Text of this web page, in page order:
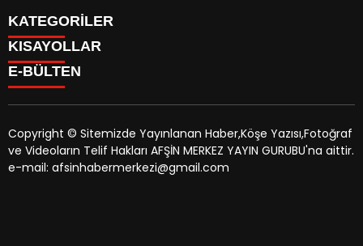
KATEGORİLER
SİYASET
EĞİTİM
MAGAZİN
MANŞETLER
ÖZEL HABER
KISAYOLLAR
SİYASET
EĞİTİM
KÜLTÜR SANAT
MAGAZİN
MANŞETLER
E-BÜLTEN
afsinhaber.com e-bültenine abone olarak, tarafınıza haber,
duyuru ve kampanya içerikli e-postaların gönderilmesini
Copyright © Sitemizde Yayınlanan Haber,Köşe Yazısı,Fotoğraf
ve Videoların Telif Hakları AFŞİN MERKEZ YAYIN GURUBU'na aittir.
e-mail: afsinhabermerkezi@gmail.com